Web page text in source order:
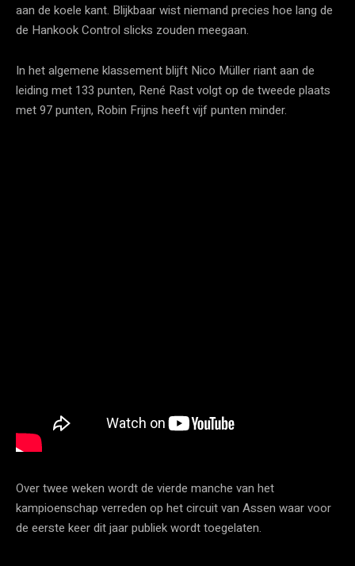
aan de koele kant. Blijkbaar wist niemand precies hoe lang de
de Hankook Control slicks zouden meegaan.
In het algemene klassement blijft Nico Müller riant aan de
leiding met 133 punten, René Rast volgt op de tweede plaats
met 97 punten, Robin Frijns heeft vijf punten minder.
Over twee weken wordt de vierde manche van het
kampioenschap verreden op het circuit van Assen waar voor
de eerste keer dit jaar publiek wordt toegelaten.